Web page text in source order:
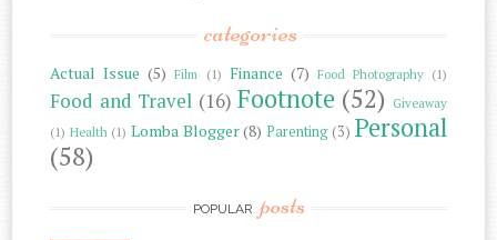
categories
Actual Issue (5) Film (1) Finance (7) Food Photography (1)
Food and Travel (16) Footnote (52) Giveaway
(1) Health (1) Lomba Blogger(8) Parenting (3) Personal
(58)
POPULAR posts